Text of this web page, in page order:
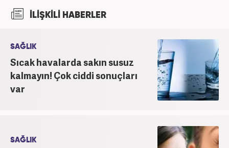
İLİŞKİLİ HABERLER
SAĞLIK
Sıcak havalarda sakın susuz
kalmayın! Çok ciddi sonuçları
var
SAĞLIK